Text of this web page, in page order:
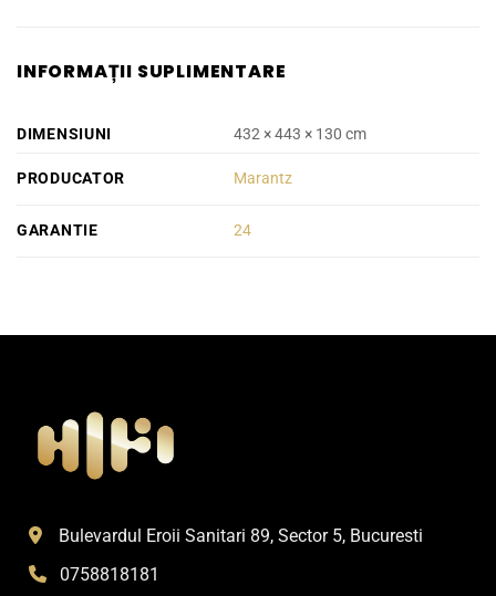
INFORMAȚII SUPLIMENTARE
DIMENSIUNI 432 × 443 × 130 cm
PRODUCATOR Marantz
GARANTIE 24
Bulevardul Eroii Sanitari 89, Sector 5, Bucuresti
0758818181